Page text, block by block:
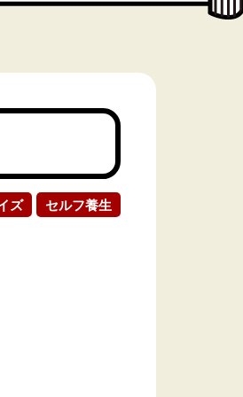
ズ セルフ養生